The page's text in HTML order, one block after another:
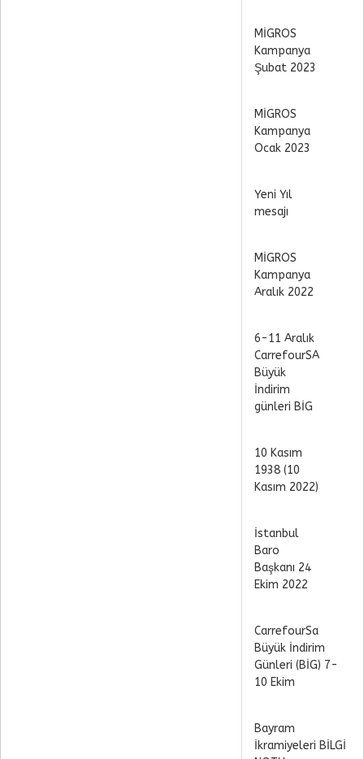
MİGROS
Kampanya
Şubat 2023
MİGROS
Kampanya
Ocak 2023
Yeni Yıl
mesajı
MİGROS
Kampanya
Aralık 2022
6-11 Aralık
CarrefourSA
Büyük
İndirim
günleri BİG
10 Kasım
1938 (10
Kasım 2022)
İstanbul
Baro
Başkanı 24
Ekim 2022
CarrefourSa
Büyük İndirim
Günleri (BİG) 7-
10 Ekim
Bayram
İkramiyeleri BİLGİ